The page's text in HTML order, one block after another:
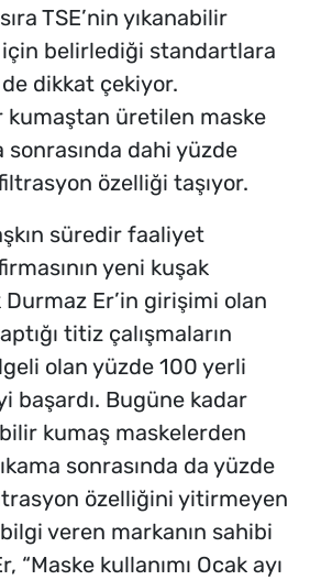
TSE’nin yıkanabilir
belirlediği standartlara
dikkat çekiyor.
kumaştan üretilen maske
sonrasında dahi yüzde
özelliği taşıyor.
süredir faaliyet
yeni kuşak
Er’in girişimi olan
titiz çalışmaların
olan yüzde 100 yerli
başardı. Bugüne kadar
kumaş maskelerden
sonrasında da yüzde
özelliğini yitirmeyen
veren markanın sahibi
“Maske kullanımı Ocak ayı